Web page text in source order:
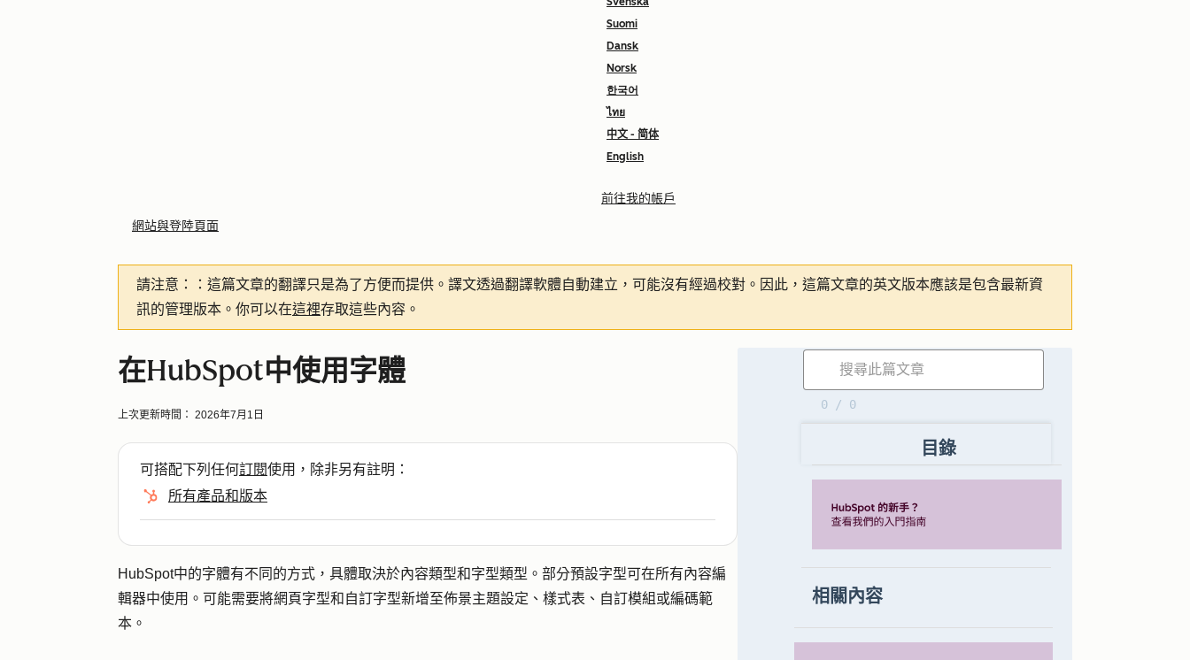
Suomi
Dansk
Norsk
한국어
ไทย
中文 - 简体
English
前往我的帳戶
網站與登陸頁面
請注意：
：這篇文章的翻譯只是為了方便而提供。譯文透過翻譯軟體自動建立，可能沒有經過校對。因此，這篇文章的英文版本應該是包含最新資
訊的管理版本。你可以在這裡存取這些內容。
在HubSpot中使用字體
上次更新時間： 2026年7月1日
可搭配下列任何訂閱使用，除非另有註明：
所有產品和版本
HubSpot中的字體有不同的方式，具體取決於內容類型和字型類型。部分預設字型可在所有內容編
輯器中使用。可能需要將網頁字型和自訂字型新增至佈景主題設定、樣式表、自訂模組或編碼範
本。
0 / 0
目錄
相關內容